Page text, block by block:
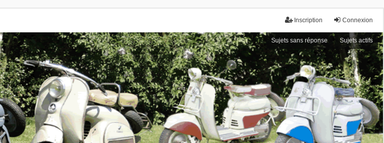
Connexion
Inscription
Sujets sans réponse Sujets actifs